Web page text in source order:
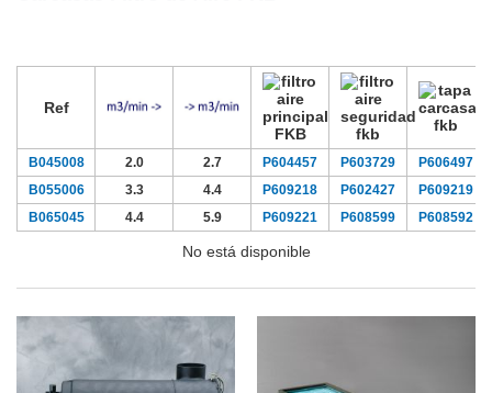
Ref
B045008 2.0 2.7 P604457 P603729
P606497
B055006
3.3 4.4 P609218 P602427
P609219
B065045
4.4 5.9 P609221 P608599 P608592
No está disponible